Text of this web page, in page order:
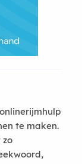
te maken.
zo